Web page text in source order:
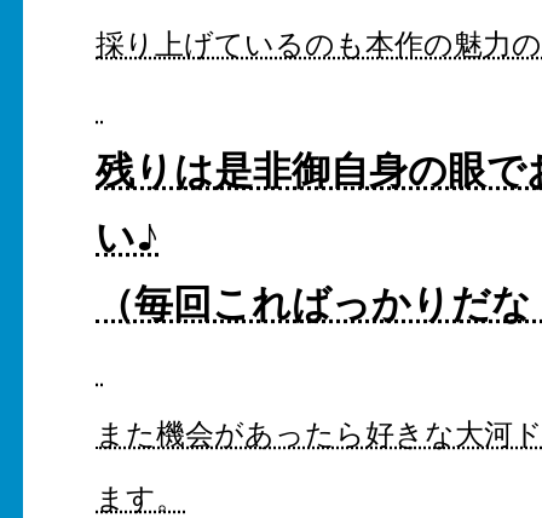
採り上げているのも本作の魅力
残りは是非御自身の眼
い♪
（毎回こればっかりだ
また機会があったら好きな大河
ます。